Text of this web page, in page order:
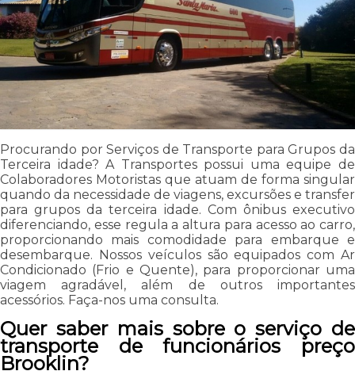
Procurando por Serviços de Transporte para Grupos da
Terceira idade? A Transportes possui uma equipe de
Colaboradores Motoristas que atuam de forma singular
quando da necessidade de viagens, excursões e transfer
para grupos da terceira idade. Com ônibus executivo
diferenciando, esse regula a altura para acesso ao carro,
proporcionando mais comodidade para embarque e
desembarque. Nossos veículos são equipados com Ar
Condicionado (Frio e Quente), para proporcionar uma
viagem agradável, além de outros importantes
acessórios. Faça-nos uma consulta.
Quer saber mais sobre o serviço de
transporte de funcionários preço
Brooklin?